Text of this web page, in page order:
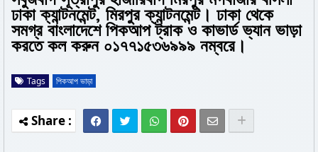
ঢাকা ক্যান্টনমেন্ট, মিরপুর ক্যান্টনমেন্ট। ঢাকা থেকে
সমগ্র বাংলাদেশে পিকআপ ট্রাক ও কাভার্ড ভ্যান ভাড়া
করতে কল করুন ০১৭৭১৫৩৬৯৯৯ নম্বরে।
Tags পিকআপ ভাড়া